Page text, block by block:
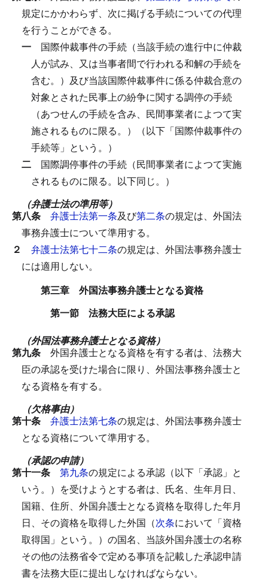
規定にかかわらず、次に掲げる手続についての代理
を行うことができる。
一 国際仲裁事件の手続（当該手続の進行中に仲裁
人が試み、又は当事者間で行われる和解の手続を
含む。）及び当該国際仲裁事件に係る仲裁合意の
対象とされた民事上の紛争に関する調停の手続
（あつせんの手続を含み、民間事業者によつて実
施されるものに限る。）（以下「国際仲裁事件の
手続等」という。）
二 国際調停事件の手続（民間事業者によつて実施
されるものに限る。以下同じ。）
（弁護士法の準用等）
第八条 弁護士法第一条及び第二条の規定は、外国法
事務弁護士について準用する。
２ 弁護士法第七十二条の規定は、外国法事務弁護士
には適用しない。
第三章 外国法事務弁護士となる資格
第一節 法務大臣による承認
（外国法事務弁護士となる資格）
第九条 外国弁護士となる資格を有する者は、法務大
臣の承認を受けた場合に限り、外国法事務弁護士と
なる資格を有する。
（欠格事由）
第十条 弁護士法第七条の規定は、外国法事務弁護士
となる資格について準用する。
（承認の申請）
第十一条 第九条の規定による承認（以下「承認」と
いう。）を受けようとする者は、氏名、生年月日、
国籍、住所、外国弁護士となる資格を取得した年月
日、その資格を取得した外国（次条において「資格
取得国」という。）の国名、当該外国弁護士の名称
その他の法務省令で定める事項を記載した承認申請
書を法務大臣に提出しなければならない。